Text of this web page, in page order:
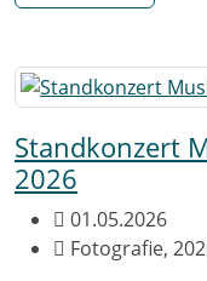
Standkonzert
2026
01.05.2026
Fotografie,